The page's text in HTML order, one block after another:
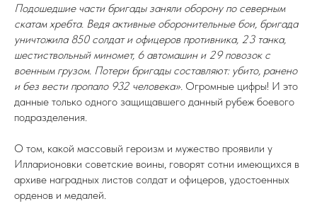
Подошедшие части бригады заняли оборону по северным
скатам хребта. Ведя активные оборонительные бои, бригада
уничтожила 850 солдат и офицеров противника, 23 танка,
шестиствольный миномет, 6 автомашин и 29 повозок с
военным грузом. Потери бригады составляют: убито, ранено
и без вести пропало 932 человека». Огромные цифры! И это
данные только одного защищавшего данный рубеж боевого
подразделения.
О том, какой массовый героизм и мужество проявили у
Илларионовки советские воины, говорят сотни имеющихся в
архиве наградных листов солдат и офицеров, удостоенных
орденов и медалей.